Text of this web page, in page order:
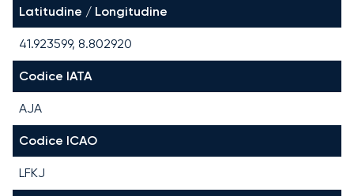
Latitudine / Longitudine
41.923599, 8.802920
Codice IATA
AJA
Codice ICAO
LFKJ